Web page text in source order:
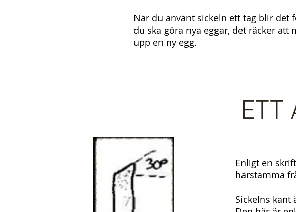
När du använt sickeln ett tag blir
du ska göra nya eggar, det räcker
upp en ny egg.
ETT
Enligt en
härstamma
Sickelns kant